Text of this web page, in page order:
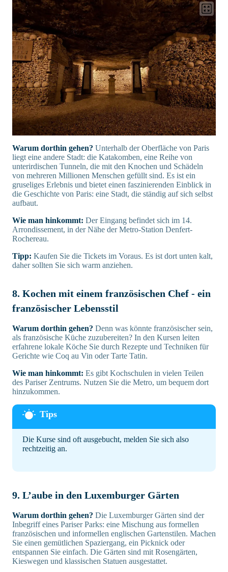
Warum dorthin gehen? Unterhalb der Oberfläche von Paris
liegt eine andere Stadt: die Katakomben, eine Reihe von
unterirdischen Tunneln, die mit den Knochen und Schädeln
von mehreren Millionen Menschen gefüllt sind. Es ist ein
gruseliges Erlebnis und bietet einen faszinierenden Einblick in
die Geschichte von Paris: eine Stadt, die ständig auf sich selbst
aufbaut.
Wie man hinkommt: Der Eingang befindet sich im 14.
Arrondissement, in der Nähe der Metro-Station Denfert-
Rochereau.
Tipp: Kaufen Sie die Tickets im Voraus. Es ist dort unten kalt,
daher sollten Sie sich warm anziehen.
8. Kochen mit einem französischen Chef - ein
französischer Lebensstil
Warum dorthin gehen? Denn was könnte französischer sein,
als französische Küche zuzubereiten? In den Kursen leiten
erfahrene lokale Köche Sie durch Rezepte und Techniken für
Gerichte wie Coq au Vin oder Tarte Tatin.
Wie man hinkommt: Es gibt Kochschulen in vielen Teilen
des Pariser Zentrums. Nutzen Sie die Metro, um bequem dort
hinzukommen.
Die Kurse sind oft ausgebucht, melden Sie sich also
rechtzeitig an.
9. L’aube in den Luxemburger Gärten
Warum dorthin gehen? Die Luxemburger Gärten sind der
Inbegriff eines Pariser Parks: eine Mischung aus formellen
französischen und informellen englischen Gartenstilen. Machen
Sie einen gemütlichen Spaziergang, ein Picknick oder
entspannen Sie einfach. Die Gärten sind mit Rosengärten,
Kieswegen und klassischen Statuen ausgestattet.